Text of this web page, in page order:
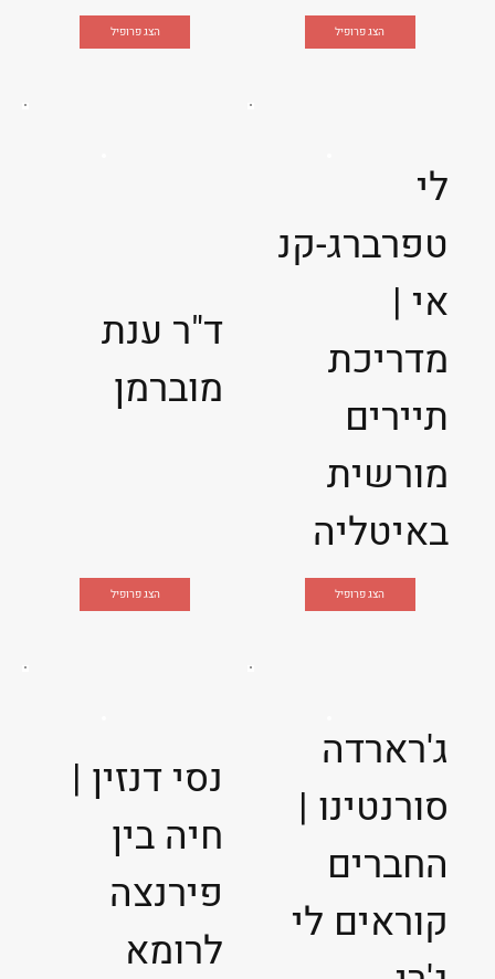
הצג פרופיל הצג פרופיל
ד"ר ענת
מוברמן
הצג פרופיל
לי
טפרברג-קנ
אי |
מדריכת
תיירים
מורשית
באיטליה
הצג פרופיל
נסי דנזין |
חיה בין
פירנצה
לרומא
ג'רארדה
סורנטינו |
החברים
קוראים לי